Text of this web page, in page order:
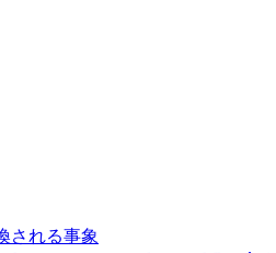
される事象